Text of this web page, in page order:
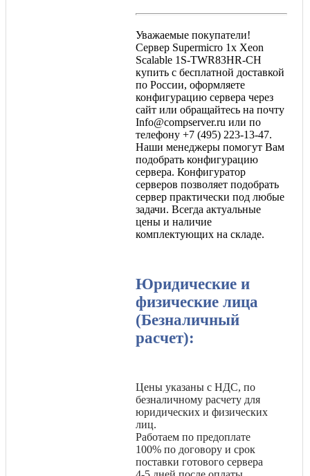
Уважаемые покупатели!
Сервер Supermicro 1x Xeon
Scalable 1S-TWR83HR-СH
купить с бесплатной доставкой
по России, оформляете
конфигурацию сервера через
сайт или обращайтесь на почту
Info@compserver.ru или по
телефону +7 (495) 223-13-47.
Наши менеджеры помогут Вам
подобрать конфигурацию
сервера. Конфигуратор
серверов позволяет подобрать
сервер практически под любые
задачи. Всегда актуальные
цены и наличие
комплектующих на складе.
Юридические и
физические лица
(Безналичный
расчет):
Цены указаны с НДС, по
безналичному расчету для
юридических и физических
лиц.
Работаем по предоплате
100% по договору и срок
поставки готового сервера